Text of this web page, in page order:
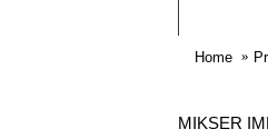
Home
MIKSER